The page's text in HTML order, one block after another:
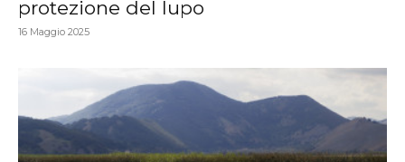
protezione del lupo
16 Maggio 2025